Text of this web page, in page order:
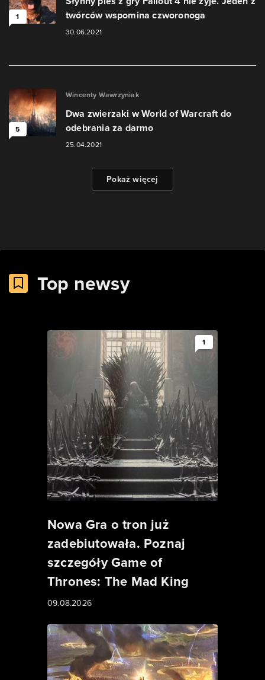
1
twórców wspomina czworonoga
30.06.2021
5
Wincenty Wawrzyniak
Dwa zwierzaki w World of Warcraft do
odebrania za darmo
25.04.2021
Pokaż więcej
Top newsy
1
Nowa Gra o tron już
zadebiutowała. Poznaj
szczegóły Game of
Thrones: The Mad King
09.08.2026